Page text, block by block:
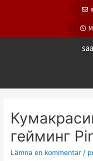
гейминг
Lämna en kommentar /